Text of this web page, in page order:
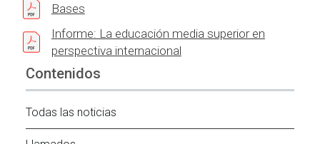
Bases
Informe: La educación media superior en
perspectiva internacional
Contenidos
Todas las noticias